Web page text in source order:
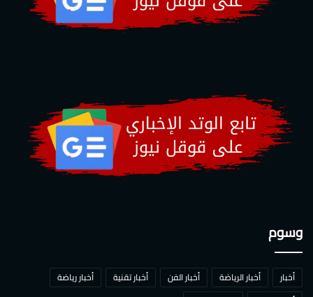
وسوم
أخبار أخبار الرياضة أخبار الفن أخبار تقنية
أخبار رياضة